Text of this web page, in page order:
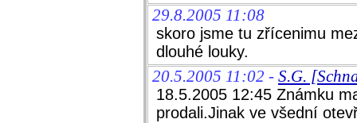
29.8.2005 11:08
skoro jsme tu zřícenimu
dlouhé louky.
20.5.2005 11:02 - S.G.
18.5.2005 12:45 Známku
prodali.Jinak ve všední